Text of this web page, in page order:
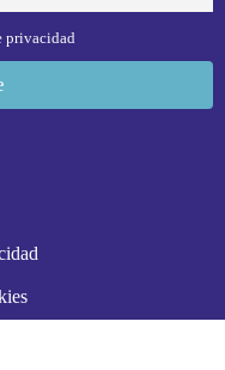
privacidad